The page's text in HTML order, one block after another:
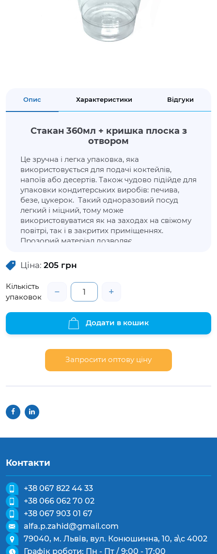
Опис Характеристики Відгуки
Стакан 360мл + кришка плоска з
отвором
Це зручна і легка упаковка, яка
використовується для подачі коктейлів,
напоїв або десертів. Також чудово підійде для
упаковки кондитерських виробів: печива,
безе, цукерок. Такий одноразовий посуд
легкий і міцний, тому може
використовуватися як на заходах на свіжому
повітрі, так і в закритих приміщеннях.
Прозорий матеріал дозволяє
напою, а також оцінити його вміст. ПЕТ-стакан
також зручний у використанні на винос, тому
що легко і безпечно транспортується.
Ціна: 205 грн
Кількість
упаковок
− +
Додати в кошик
Запросити оптову ціну
Контакти
+38 067 822 44 33
+38 066 062 70 02
+38 067 903 01 67
alfa.p.zahid@gmail.com
79040, м. Львів, вул. Конюшинна, 10, а\с 4002
Графік роботи: Пн - Пт / 9:00 - 17:00